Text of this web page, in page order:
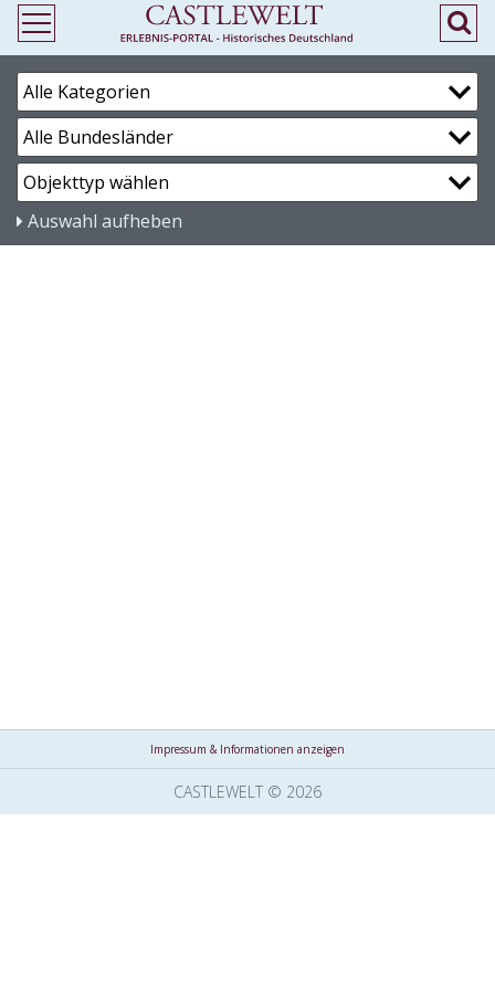
Auswahl aufheben
Impressum & Informationen anzeigen
CASTLEWELT © 2026